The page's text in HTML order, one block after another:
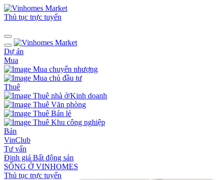
Thủ tục trực tuyến
Dự án
Mua
Mua chuyển nhượng
Mua chủ đầu tư
Thuê
Thuê nhà ở/Kinh doanh
Thuê Văn phòng
Thuê Bán lẻ
Thuê Khu công nghiệp
Bán
VinClub
Tư vấn
Định giá Bất động sản
SỐNG Ở VINHOMES
Thủ tục trực tuyến